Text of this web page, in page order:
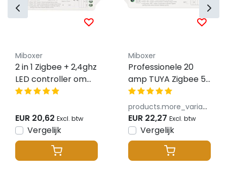
Miboxer
2 in 1 Zigbee + 2,4ghz
LED controller om
enkel kleurige / dual
bedienen - PZ2
12V/24V/48V
EUR 20,62 Excl. btw
Vergelijk
Miboxer
Professionele 20
amp TUYA Zigbee 5-
in-1 LED controller
voor Single
Color/Dual
White/RGB/RGBW/
LED strips 12-24-48v
products.more_variants_available
EUR 22,27 Excl. btw
Vergelijk